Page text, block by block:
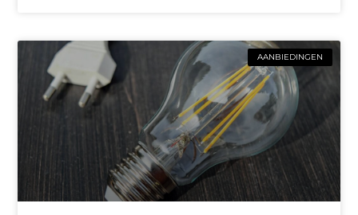
AANBIEDINGEN